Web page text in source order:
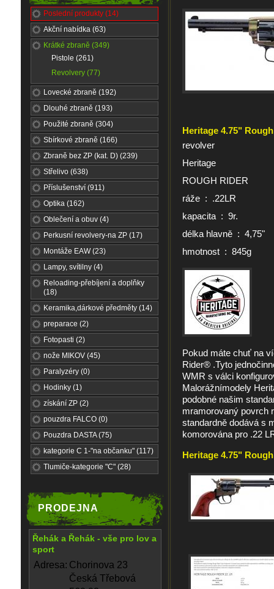
Poslední produkty (14)
Akční nabídka (63)
Krátké zbraně (349)
Pistole (261)
Revolvery (77)
Lovecké zbraně (192)
Dlouhé zbraně (193)
Použité zbraně (304)
Sbírkové zbraně (166)
Zbraně bez ZP (kat. D) (239)
Střelivo (638)
Příslušenství (911)
Optika (162)
Oblečení a obuv (4)
Perkusní revolvery-na ZP (17)
Montáže EAW (23)
Lampy, svítilny (4)
Reloading-přebíjení a doplňky
(18)
Keramika,dárkové předměty (14)
preparace (2)
Fotopasti (2)
nože MIKOV (45)
Paralyzéry (0)
Hodinky (1)
získání ZP (2)
pouzdra FALCO (0)
Pouzdra DASTA (75)
kategorie C 1-"na občanku" (117)
Tlumiče-kategorie "C" (28)
PRODEJNA
Řehák a Řehák - vše pro lov a
sport
Adresa: Chorinova 23
Česká Třebová
Heritage 4.75"
revolver
Heritage
ROUGH RIDER
ráže : .22LR
kapacita : 9r.
délka hlavně : 4,75"
hmotnost : 845g
Pokud máte chuť na
Rider® .Tyto
WMR s válci
Malorážnímodely
podobné našim
mramorovaný povrch
standardně dodává s
komorována pro .22
Heritage 4.75"